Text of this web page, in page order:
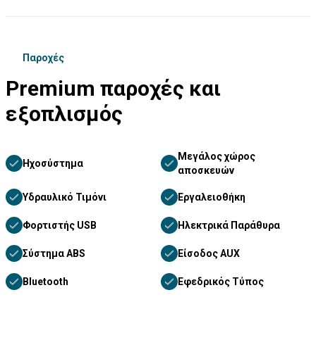
Παροχές
Premium παροχές και
εξοπλισμός
Ηχοσύστημα
Μεγάλος χώρος
αποσκευών
Υδραυλικό Τιμόνι Εργαλειοθήκη
Φορτιστής USB Ηλεκτρικά Παράθυρα
Σύστημα ABS Είσοδος AUX
Bluetooth Εφεδρικός Τύπος